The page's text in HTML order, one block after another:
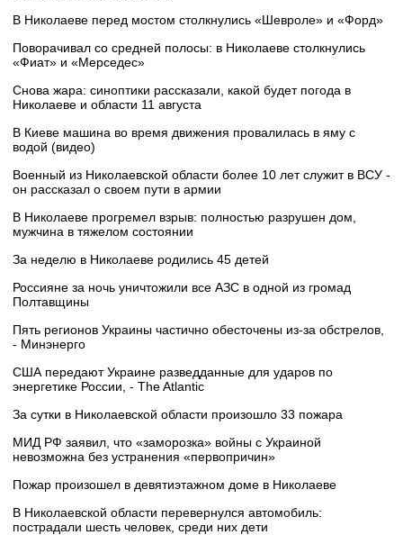
В Николаеве перед мостом столкнулись «Шевроле» и «Форд»
Поворачивал со средней полосы: в Николаеве столкнулись
«Фиат» и «Мерседес»
Снова жара: синоптики рассказали, какой будет погода в
Николаеве и области 11 августа
В Киеве машина во время движения провалилась в яму с
водой (видео)
Военный из Николаевской области более 10 лет служит в ВСУ -
он рассказал о своем пути в армии
В Николаеве прогремел взрыв: полностью разрушен дом,
мужчина в тяжелом состоянии
За неделю в Николаеве родились 45 детей
Россияне за ночь уничтожили все АЗС в одной из громад
Полтавщины
Пять регионов Украины частично обесточены из-за обстрелов,
- Минэнерго
США передают Украине разведданные для ударов по
энергетике России, - The Atlantic
За сутки в Николаевской области произошло 33 пожара
МИД РФ заявил, что «заморозка» войны с Украиной
невозможна без устранения «первопричин»
Пожар произошел в девятиэтажном доме в Николаеве
В Николаевской области перевернулся автомобиль:
пострадали шесть человек, среди них дети